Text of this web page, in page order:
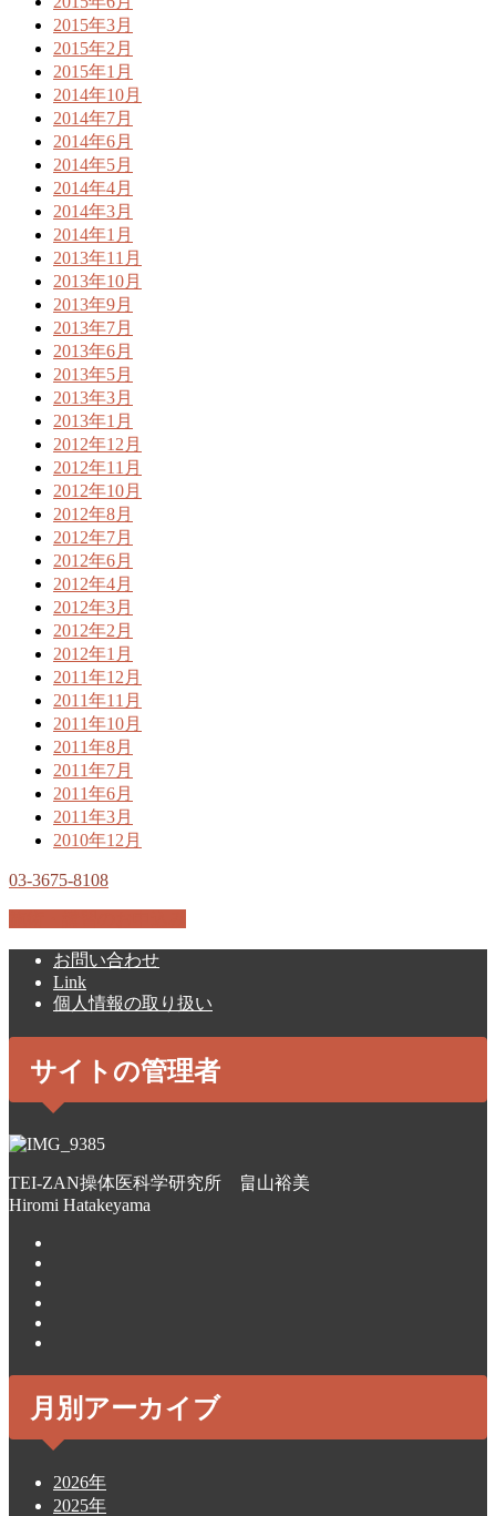
2015年3月
2015年2月
2015年1月
2014年10月
2014年7月
2014年6月
2014年5月
2014年4月
2014年3月
2014年1月
2013年11月
2013年10月
2013年9月
2013年7月
2013年6月
2013年5月
2013年3月
2013年1月
2012年12月
2012年11月
2012年10月
2012年8月
2012年7月
2012年6月
2012年4月
2012年3月
2012年2月
2012年1月
2011年12月
2011年11月
2011年10月
2011年8月
2011年7月
2011年6月
2011年3月
2010年12月
03-3675-8108
お問い合わせ
Link
個人情報の取り扱い
サイトの管理者
TEI-ZAN操体医科学研究所 畠山裕美
Hiromi Hatakeyama
月別アーカイブ
2026年
2025年